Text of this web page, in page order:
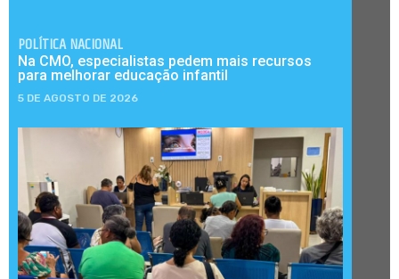
POLÍTICA NACIONAL
Na CMO, especialistas pedem mais recursos
para melhorar educação infantil
5 DE AGOSTO DE 2026